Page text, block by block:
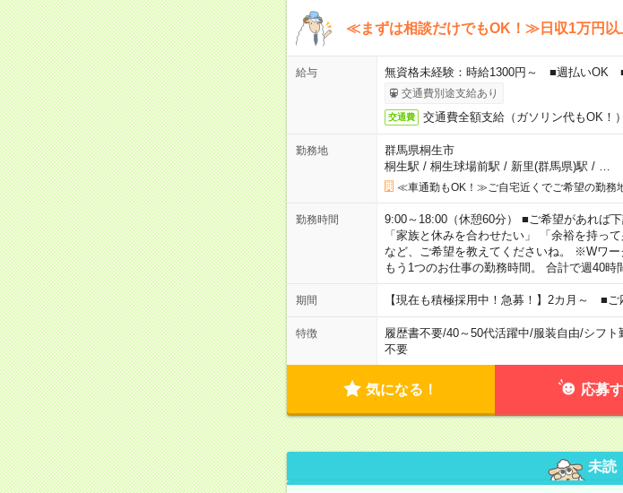
≪まずは相談だけでもOK！≫日収1万円以
給与 無資格未経験：時給1300円～ ■週払いOK
交通費別途支給あり
交通費 交通費全額支給（ガソリン代もOK！）
勤務地
群馬県桐生市
桐生駅 / 桐生球場前駅 / 新里(群馬県)駅 /
≪車通勤もOK！≫ご自宅近くでご希望の勤務
勤務時間
9:00～18:00（休憩60分） ■ご希望があれば
「家族と休みを合わせたい」 「余裕を持っ
など、ご希望を教えてくださいね。 ※Wワー
もう1つのお仕事の勤務時間。 合計で週40時
期間 【現在も積極採用中！急募！】2カ月～ ■
特徴 履歴書不要/40～50代活躍中/服装自由/シフト
不要
気になる！ 応募
未読